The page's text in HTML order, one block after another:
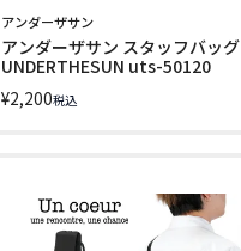
アンダーザサン
アンダーザサン スタッフバッグ
UNDERTHESUN uts-50120
¥2,200税込